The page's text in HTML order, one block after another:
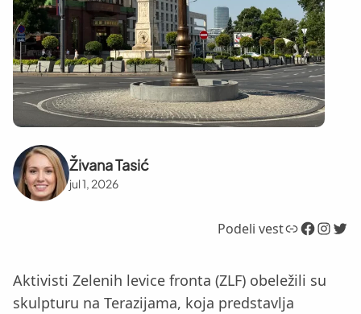
Živana Tasić
jul 1, 2026
Podeli vestLink Facebook InstagramTwitter
Aktivisti Zelenih levice fronta (ZLF) obeležili su
skulpturu na Terazijama, koja predstavlja